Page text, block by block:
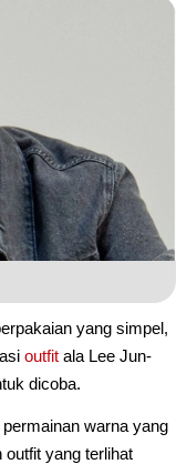
yang simpel,
outfit ala Lee Jun-
dicoba.
warna yang
outfit yang terlihat